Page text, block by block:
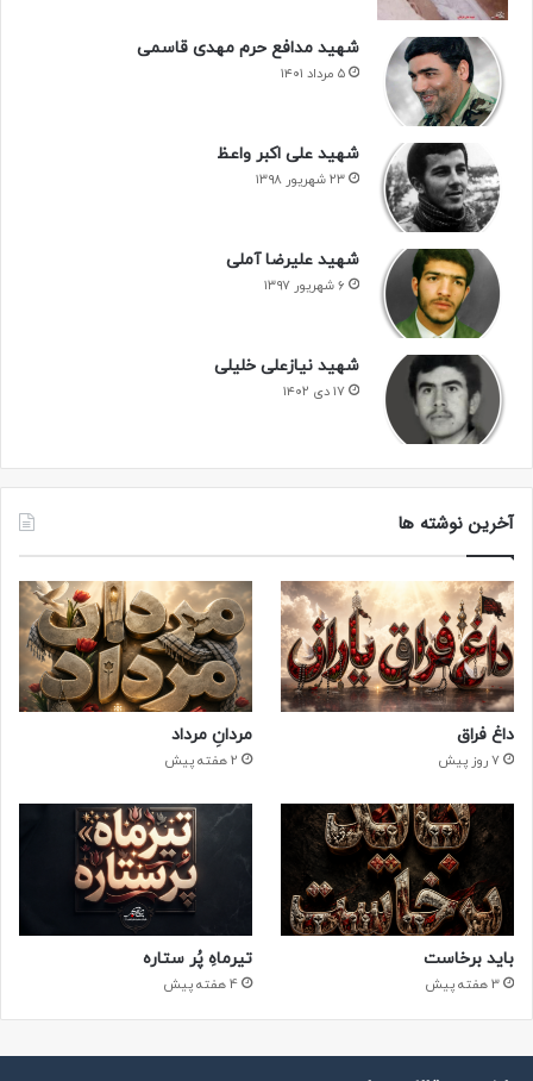
شهید مدافع حرم مهدی قاسمی
۵ مرداد ۱۴۰۱
شهید علی اکبر واعظ
۲۳ شهریور ۱۳۹۸
شهید علیرضا آملی
۶ شهریور ۱۳۹۷
شهید نیازعلی خلیلی
۱۷ دی ۱۴۰۲
آخرین نوشته ها
داغ فراق
7 روز پیش
مردانِ مرداد
2 هفته پیش
باید برخاست
3 هفته پیش
تیرماهِ پُر ستاره
4 هفته پیش